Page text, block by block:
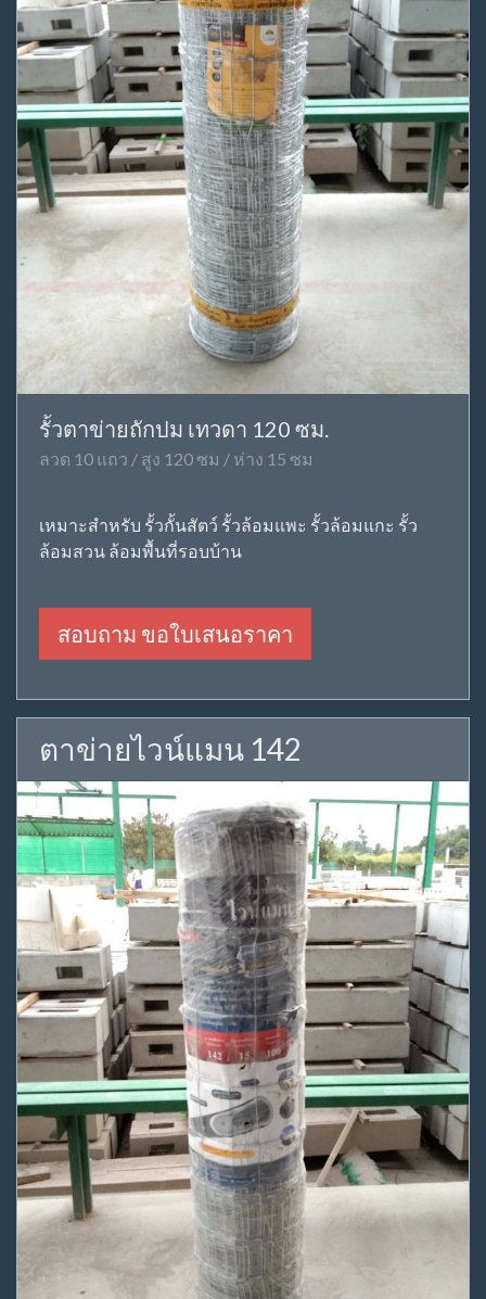
รั้วตาข่ายถักปม เทวดา 120 ซม.
ลวด 10 แถว / สูง 120 ซม / ห่าง 15 ซม
เหมาะสำหรับ รั้วกั้นสัตว์ รั้วล้อมแพะ รั้วล้อมแกะ รั้ว
ล้อมสวน ล้อมพื้นที่รอบบ้าน
สอบถาม ขอใบเสนอราคา
ตาข่ายไวน์แมน 142